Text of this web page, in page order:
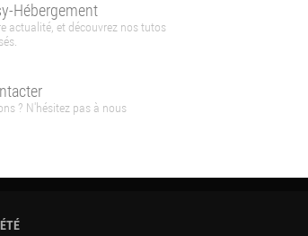
Hébergement
actualité, et découvrez nos tutos
? N'hésitez pas à nous